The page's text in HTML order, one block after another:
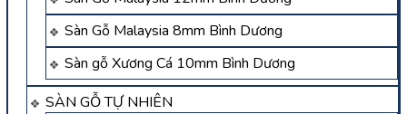
Sàn Gỗ Malaysia 8mm Bình Dương
Sàn gỗ Xương Cá 10mm Bình Dương
SÀN GỖ TỰ NHIÊN